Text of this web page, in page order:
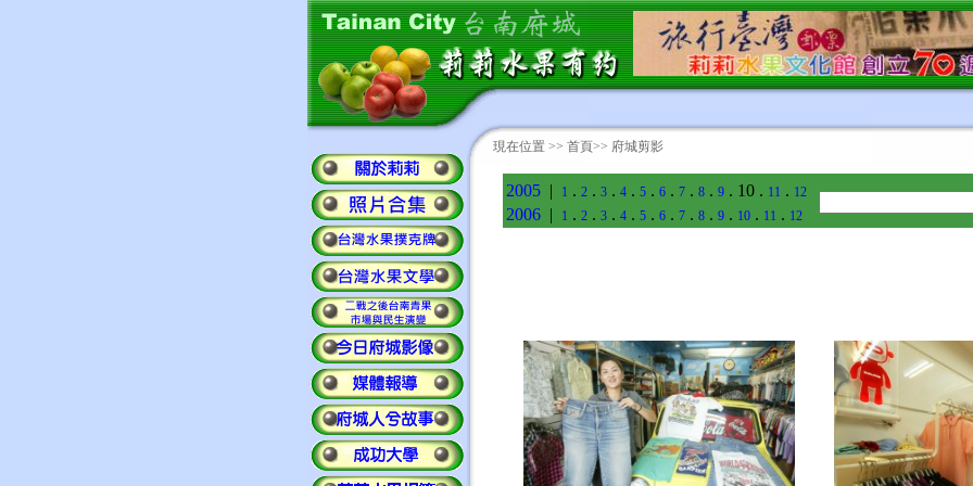
2005 | 1 . 2 . 3 . 4 . 5 . 6 . 7 . 8 . 9 . 10 . 11 . 12
2006 | 1 . 2 . 3 . 4 . 5 . 6 . 7 . 8 . 9 . 10 . 11 . 12
現在位置 >> 首頁>> 府城剪影